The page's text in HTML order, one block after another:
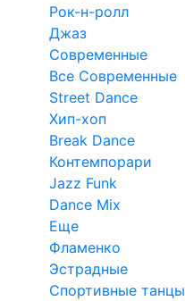
Рок-н-ролл
Джаз
Современные
Все Современные
Street Dance
Хип-хоп
Break Dance
Контемпорари
Jazz Funk
Dance Mix
Еще
Фламенко
Эстрадные
Спортивные танцы